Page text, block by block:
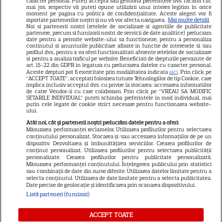
Știri mondene
Avantaje
Elle
Unica
Retete practice
URMĂREȘTE-NE PE
Copyright2026Ringier Romania – Toate Drepturile rezervate
Jocurile de noroc sunt interzise minorilor.
mai jos, respectiv vă puteți opune utilizării unui interes legitim în orice
moment pe pagina cu politica de confidențialitate. Aceste alegeri vor fi
raportate partenerilor noștri și nu vă vor afecta navigarea. Mai multe detalii
Noi si partenerii nostri (retelele de socializare si agentiile de publicitate
partenere, precum si furnizorii nostri de servicii de date analitice) prelucram
date pentru a permite website-ului sa functioneze, pentru a personaliza
continutul si anunturile publicitare afisate in functie de interesele si/sau
profilul dvs., pentru a va oferi functionalitati aferente retelelor de socializare
si pentru a analiza traficul pe website. Beneficiati de drepturile prevazute de
art. 15-22 din GDPR in legatura cu prelucrarea datelor cu caracter personal.
Aceste drepturi pot fi exercitate prin modalitatea indicataaici. Prin click pe
“ACCEPT TOATE”, acceptati folosirea tuturor Tehnologiilor de tip Cookie, care
implica inclusiv acceptul dvs. cu privire la stocarea/accesarea informatiilor
de catre Vendor-ii cu care colaboram. Prin click pe “VREAU SA MODIFIC
SETARILE INDIVIDUAL” puteti schimba preferintele in mod individual, mai
putin cele legate de cookie strict necesare pentru functionarea website-
ului.
Atât noi, cât și partenerii noștri prelucrăm datele pentru a oferi:
Măsurarea performanței reclamelor. Utilizarea profilurilor pentru selectarea
conținutului personalizat. Stocarea și/sau accesarea informațiilor de pe un
dispozitiv. Dezvoltarea și îmbunătățirea serviciilor. Crearea profilurilor de
conținut personalizat. Utilizarea profilurilor pentru selectarea publicității
personalizate. Crearea profilurilor pentru publicitate personalizată.
Măsurarea performanței conținutului. Înțelegerea publicului prin statistici
sau combinații de date din surse diferite. Utilizarea datelor limitate pentru a
selecta conținutul. Utilizarea de date limitate pentru a selecta publicitatea.
Date precise de geolocație și identificarea prin scanarea dispozitivului.
Listă parteneri (furnizori)
ACCEPT TOATE